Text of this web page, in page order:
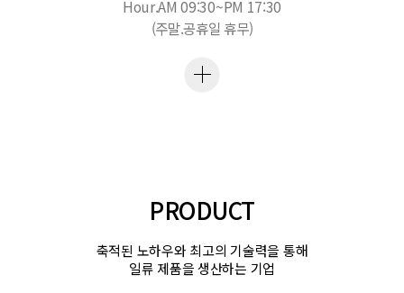
Hour.AM 09:30~PM 17:30
(주말.공휴일 휴무)
PRODUCT
축적된 노하우와 최고의 기술력을 통해
일류 제품을 생산하는 기업